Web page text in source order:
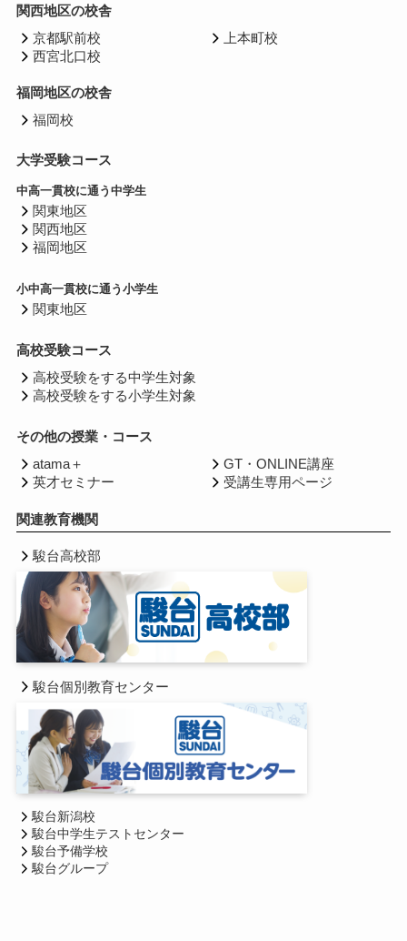
関西地区の校舎
京都駅前校
西宮北口校
上本町校
福岡地区の校舎
福岡校
大学受験コース
中高一貫校に通う中学生
関東地区
関西地区
福岡地区
小中高一貫校に通う小学生
関東地区
高校受験コース
高校受験をする中学生対象
高校受験をする小学生対象
その他の授業・コース
atama＋
英才セミナー
GT・ONLINE講座
受講生専用ページ
関連教育機関
駿台高校部
駿台個別教育センター
駿台新潟校
駿台中学生テストセンター
駿台予備学校
駿台グループ